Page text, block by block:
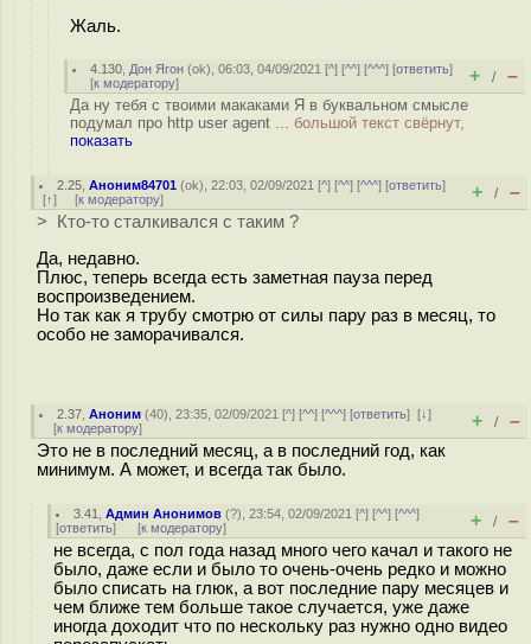
Жаль.
4.130 Дон Ягон (ok), 06:03, 04/09/2021 [^] [^^] [^^^] [ответить]
[к модератору] + / –
Да ну тебя с твоими макаками Я в буквальном смысле
подумал про http user agent ... большой текст свёрнут,
показать
2.25 ,Аноним84701 (ok), 22:03, 02/09/2021 [^] [^^] [^^^] [ответить]
[↑] [к модератору] + / –
> Кто-то сталкивался с таким ?
Да, недавно.
Плюс, теперь всегда есть заметная пауза перед
воспроизведением.
Но так как я трубу смотрю от силы пару раз в месяц, то
особо не заморачивался.
2.37 ,Аноним (40), 23:35, 02/09/2021 [^] [^^] [^^^] [ответить][↓]
[к модератору] + / –
Это не в последний месяц, а в последний год, как
минимум. А может, и всегда так было.
3.41 ,Админ Анонимов (?), 23:54, 02/09/2021 [^] [^^] [^^^]
[ответить] [к модератору] + / –
не всегда, с пол года назад много чего качал и такого не
было, даже если и было то очень-очень редко и можно
было списать на глюк, а вот последние пару месяцев и
чем ближе тем больше такое случается, уже даже
иногда доходит что по нескольку раз нужно одно видео